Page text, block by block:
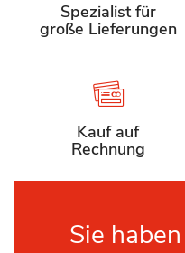
Spezialist für
große Lieferungen
Kauf auf
Rechnung
Sie